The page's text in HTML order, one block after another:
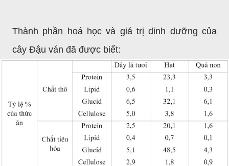
Thành phần hoá học và giá trị dinh dưỡng của
cây Đậu ván đã được biết: